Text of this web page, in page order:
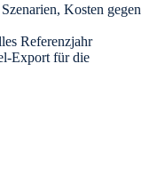
Kosten gegen
Referenzjahr
Export für die